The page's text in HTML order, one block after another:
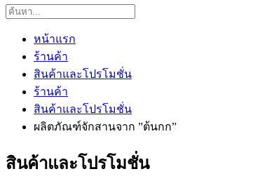
หน้าแรก
ร้านค้า
สินค้าและโปรโมชั่น
ร้านค้า
สินค้าและโปรโมชั่น
ผลิตภัณฑ์จักสานจาก ”ต้นกก”
สินค้าและโปรโมชั่น